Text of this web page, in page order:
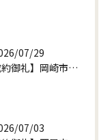
07/29
【成約御礼】岡崎市渡町の中古戸建がご成約となりました！＆新規販売予告も♪
07/03